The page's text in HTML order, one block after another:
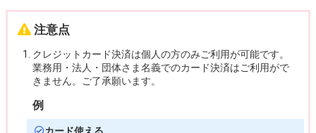
注意点
クレジットカード決済は個人の方のみご利用が可能です。
業務用・法人・団体さま名義でのカード決済はご利用がで
きません。ご了承願います。
例